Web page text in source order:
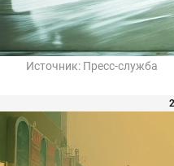
Источник: Пресс-служба